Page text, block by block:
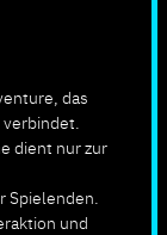
das
dient nur zur
und